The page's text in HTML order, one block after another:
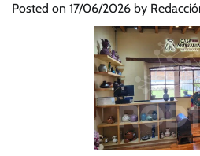
Posted on 17/06/2026 by